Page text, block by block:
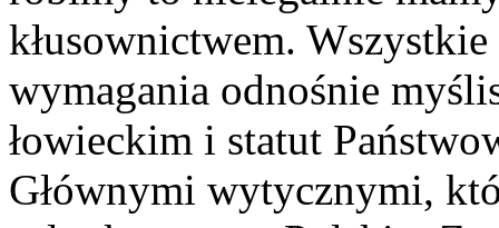
kłusownictwem.
wymagania odnośnie
łowieckim i statut
Głównymi wytycznymi,